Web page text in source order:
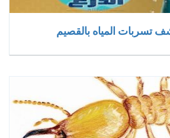
تسربات المياه بالقصيم